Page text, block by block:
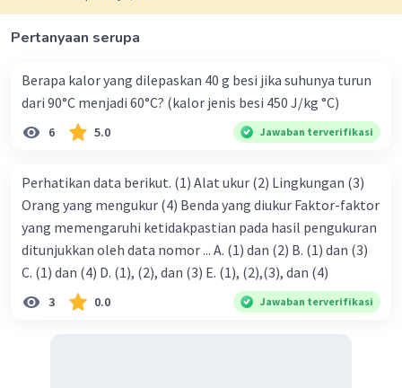
karena itu, arah percepatan mobil tersebut
adalah berlawanan dengan arah gerak mobil,
Beri Rating·0.0 (0) Balas
Iklan
Pertanyaan serupa
Berapa kalor yang dilepaskan 40 g besi jika suhunya turun
dari 90°C menjadi 60°C? (kalor jenis besi 450 J/kg °C)
6 5.0 Jawaban terverifikasi
Perhatikan data berikut. (1) Alat ukur (2) Lingkungan (3)
Orang yang mengukur (4) Benda yang diukur Faktor-faktor
yang memengaruhi ketidakpastian pada hasil pengukuran
ditunjukkan oleh data nomor ... A. (1) dan (2) B. (1) dan (3)
C. (1) dan (4) D. (1), (2), dan (3) E. (1), (2),(3), dan (4)
3 0.0 Jawaban terverifikasi